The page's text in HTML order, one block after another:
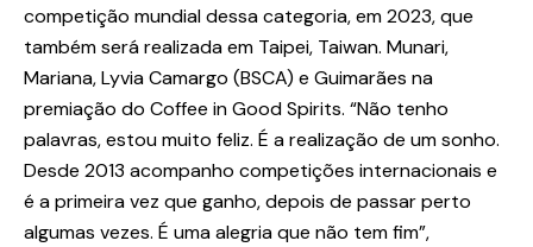
competição mundial dessa categoria, em 2023, que
também será realizada em Taipei, Taiwan. Munari,
Mariana, Lyvia Camargo (BSCA) e Guimarães na
premiação do Coffee in Good Spirits. “Não tenho
palavras, estou muito feliz. É a realização de um sonho.
Desde 2013 acompanho competições internacionais e
é a primeira vez que ganho, depois de passar perto
algumas vezes. É uma alegria que não tem fim”,